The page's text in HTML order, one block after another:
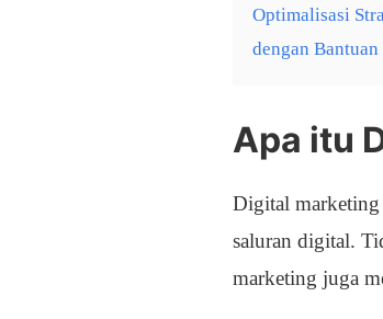
Optimalisasi
dengan
Apa itu
Digital marketing
saluran digital.
marketing juga